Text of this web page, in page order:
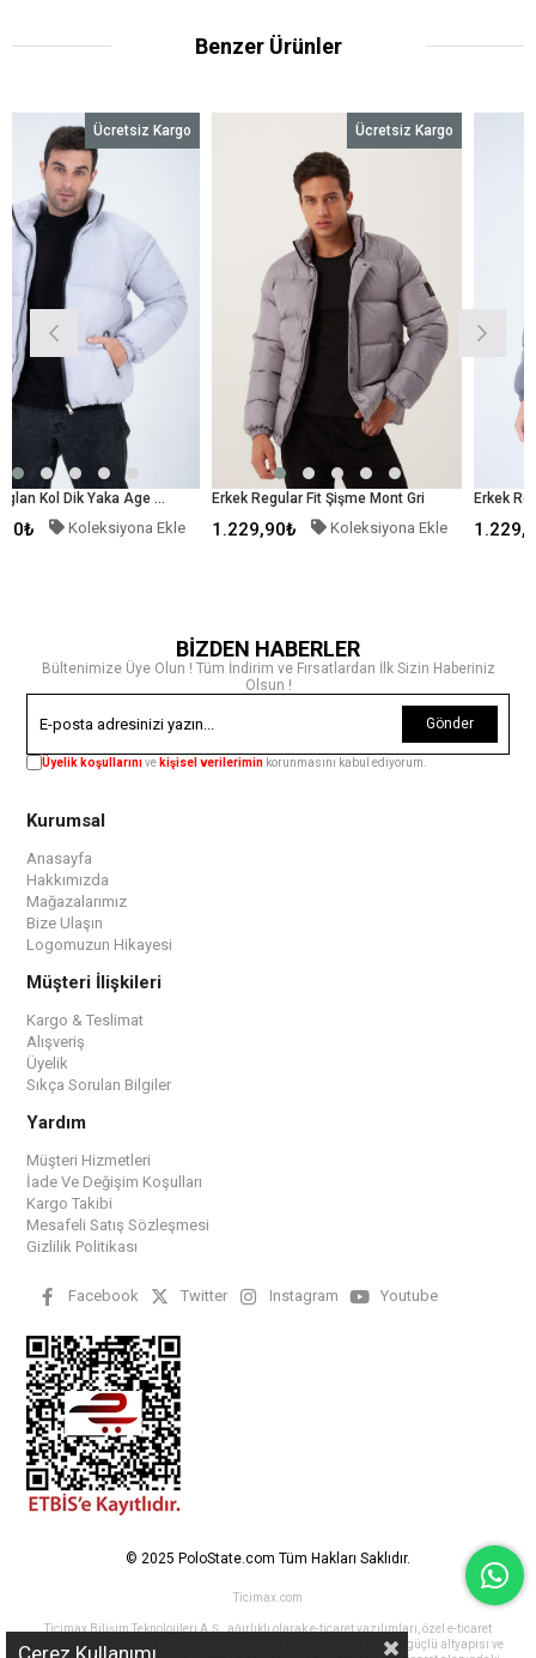
Benzer Ürünler
Erkek Reglan Kol Dik Yaka Age Of State Baskılı Mont Gümüş
Ekle
Ücretsiz Kargo
Erkek Regular Fit Şişme Mont Gri
1.229,90₺ Koleksiyona Ekle
Ücretsiz Kargo
1.229,90₺
BİZDEN HABERLER
Bültenimize Üye Olun ! Tüm İndirim ve Fırsatlardan İlk Sizin Haberiniz
Olsun !
Gönder
Üyelik koşullarınıve kişisel verilerimin korunmasını kabul ediyorum.
Kurumsal
Anasayfa
Hakkımızda
Mağazalarımız
Bize Ulaşın
Logomuzun Hikayesi
Müşteri İlişkileri
Kargo & Teslimat
Alışveriş
Üyelik
Sıkça Sorulan Bilgiler
Yardım
Müşteri Hizmetleri
İade Ve Değişim Koşulları
Kargo Takibi
Mesafeli Satış Sözleşmesi
Gizlilik Politikası
Facebook Twitter Instagram Youtube
© 2025 PoloState.com Tüm Hakları Saklıdır.
Ticimax.com
Ticimax Bilişim Teknolojileri A.Ş., ağırlıklı olarak e-ticaret yazılımları, özel e-ticaret
çözümleri ve tasarım hizmetleri vermek üzere kurulmuştur. Ticimax, güçlü altyapısı ve
Çerez Kullanımı